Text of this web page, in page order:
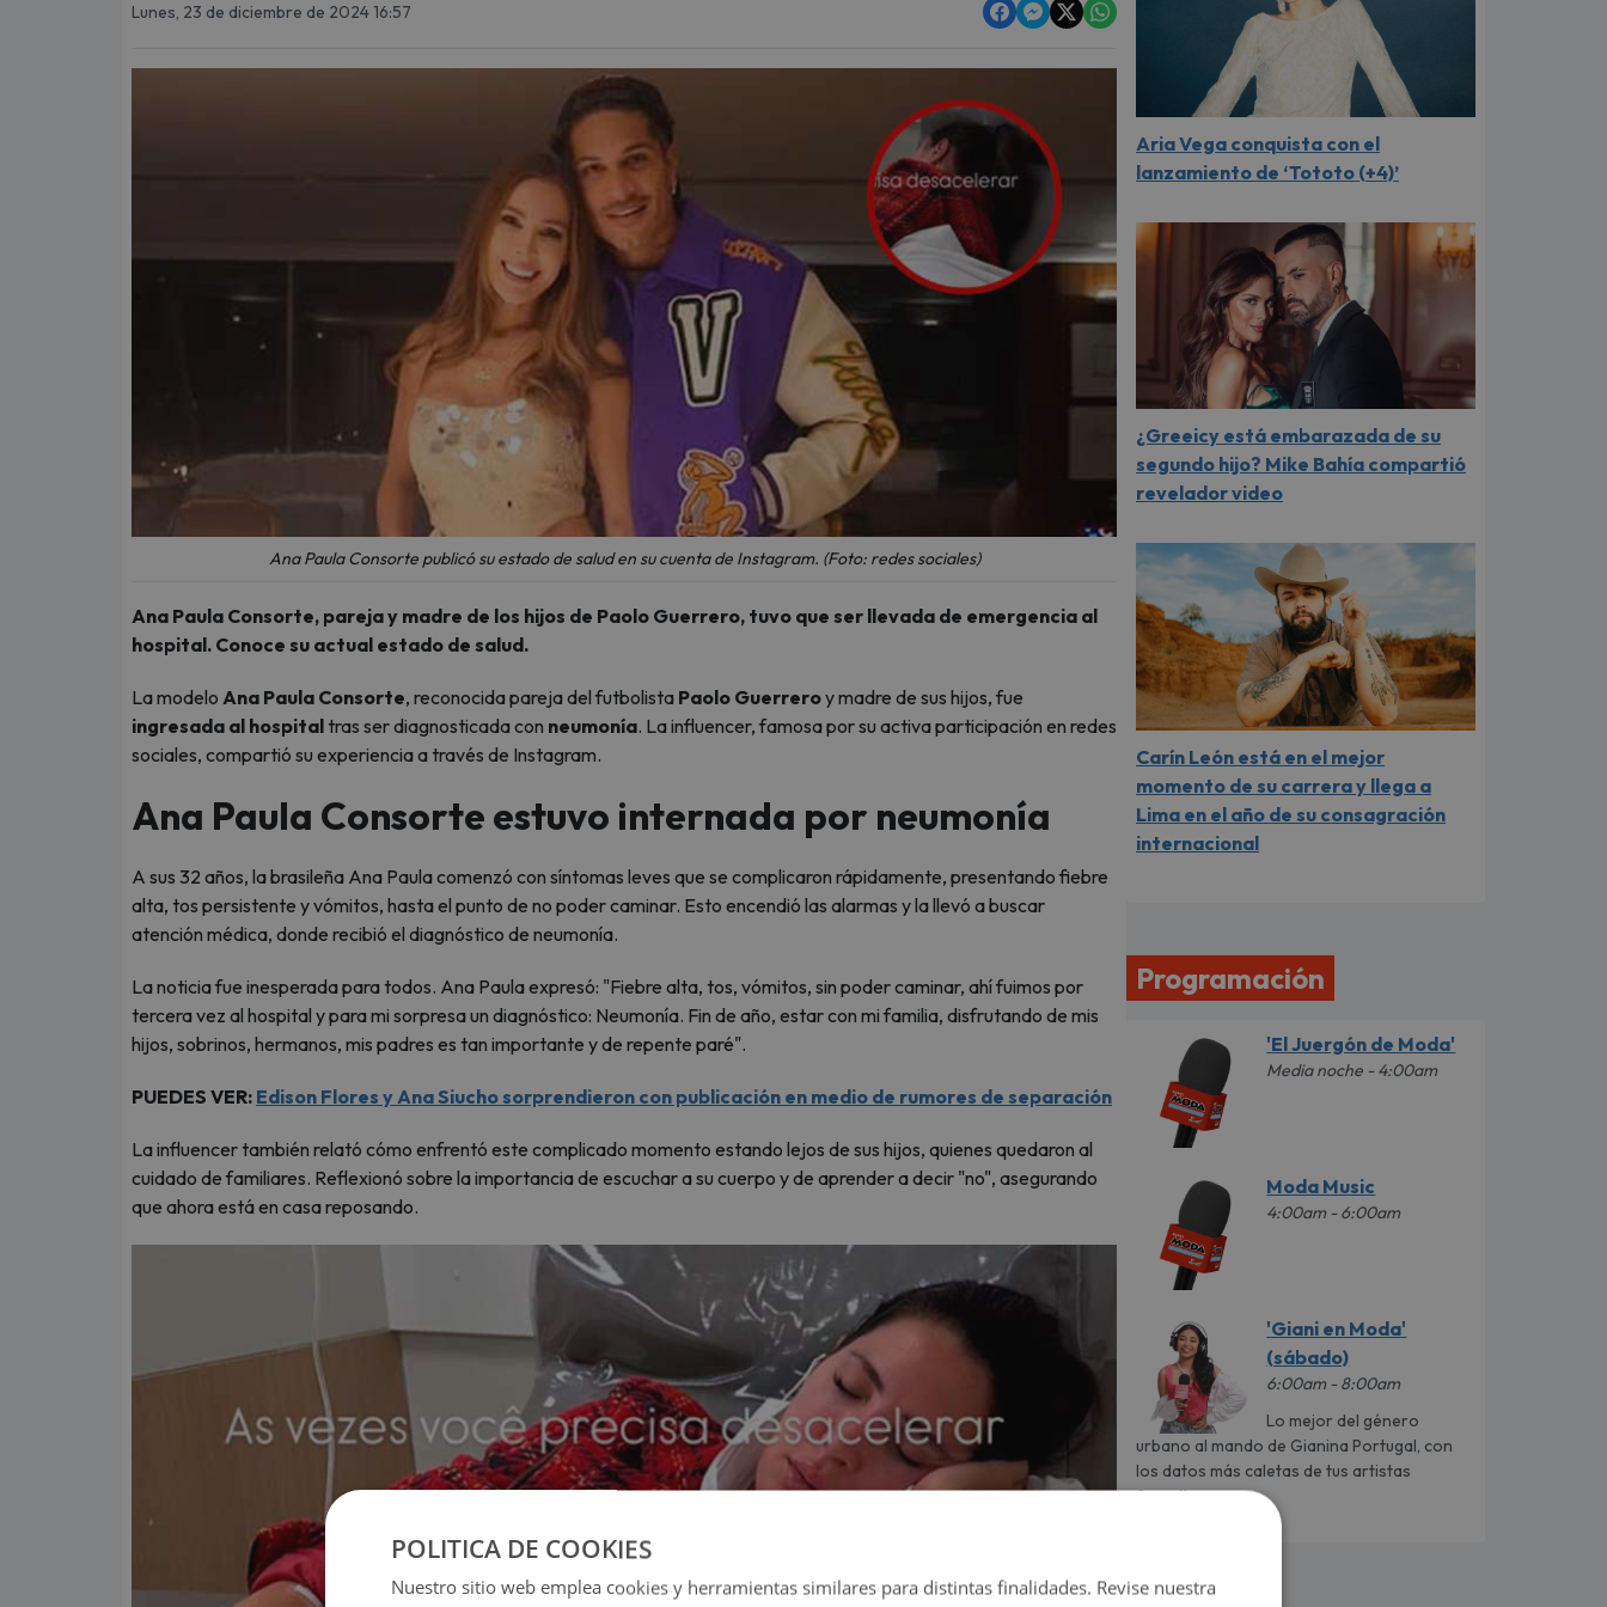
Lunes, 23 de diciembre de 2024 16:57
Ana Paula Consorte publicó su estado de salud en su cuenta de Instagram. (Foto: redes sociales)
Ana Paula Consorte, pareja y madre de los hijos de Paolo Guerrero, tuvo que ser llevada de emergencia al
hospital. Conoce su actual estado de salud.
La modelo Ana Paula Consorte, reconocida pareja del futbolista Paolo Guerreroy madre de sus hijos, fue
ingresada al hospital tras ser diagnosticada con neumonía. La influencer, famosa por su activa participación en redes
sociales, compartió su experiencia a través de Instagram.
Ana Paula Consorte estuvo internada por neumonía
A sus 32 años, la brasileña Ana Paula comenzó con síntomas leves que se complicaron rápidamente, presentando fiebre
alta, tos persistente y vómitos, hasta el punto de no poder caminar. Esto encendió las alarmas y la llevó a buscar
atención médica, donde recibió el diagnóstico de neumonía.
La noticia fue inesperada para todos. Ana Paula expresó: "Fiebre alta, tos, vómitos, sin poder caminar, ahí fuimos por
tercera vez al hospital y para mi sorpresa un diagnóstico: Neumonía. Fin de año, estar con mi familia, disfrutando de mis
hijos, sobrinos, hermanos, mis padres es tan importante y de repente paré".
PUEDES VER: Edison Flores y Ana Siucho sorprendieron con publicación en medio de rumores de separación
La influencer también relató cómo enfrentó este complicado momento estando lejos de sus hijos, quienes quedaron al
cuidado de familiares. Reflexionó sobre la importancia de escuchar a su cuerpo y de aprender a decir "no", asegurando
que ahora está en casa reposando.
Aria Vega conquista con el
lanzamiento de ‘Tototo (+4)’
¿Greeicy está embarazada de su
segundo hijo? Mike Bahía compartió
revelador video
Carín León está en el mejor
momento de su carrera y llega a
Lima en el año de su consagración
internacional
Programación
'El Juergón de Moda'
Media noche - 4:00am
Moda Music
4:00am - 6:00am
'Giani en Moda'
(sábado)
6:00am - 8:00am
Lo mejor del género
urbano al mando de Gianina Portugal, con
los datos más caletas de tus artistas
favoritos.
POLITICA DE COOKIES
Nuestro sitio web emplea cookies y herramientas similares para distintas finalidades. Revise nuestra